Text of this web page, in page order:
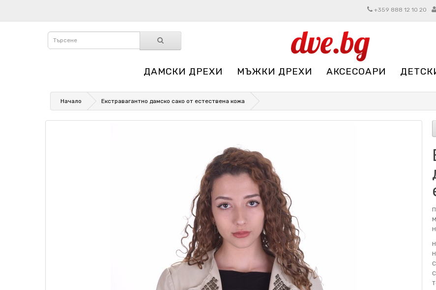
+359 888 12 10 20
ДАМСКИ ДРЕХИ МЪЖКИ ДРЕХИ АКСЕСОАРИ
Начало Екстравагантно дамско сако от естествена кожа